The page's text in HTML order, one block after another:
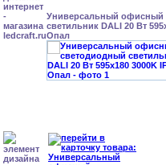
Универсальный офисный
светильник DALI 20 Вт
Опал